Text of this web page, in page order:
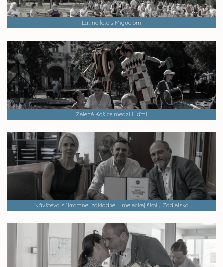
Latino leto s Miguelom
Zelené Košice medzi ľuďmi
Návšteva súkromnej základnej umeleckej školy Zádielska